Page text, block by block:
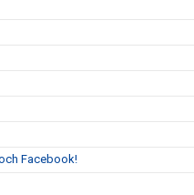
Facebook!